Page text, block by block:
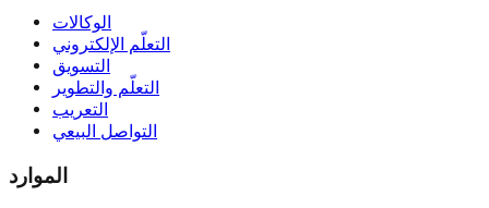
الوكالات
التعلّم الإلكتروني
التسويق
التعلّم والتطوير
التعريب
التواصل البيعي
الموارد